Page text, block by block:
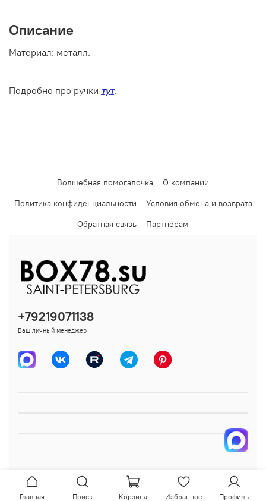
Описание
Материал: металл.
Подробно про ручки тут.
Волшебная помогалочка
О компании
Политика конфиденциальности
Условия обмена и возврата
Обратная связь
Партнерам
+79219071138
Ваш личный менеджер
Главная Поиск Корзина Избранное Профиль